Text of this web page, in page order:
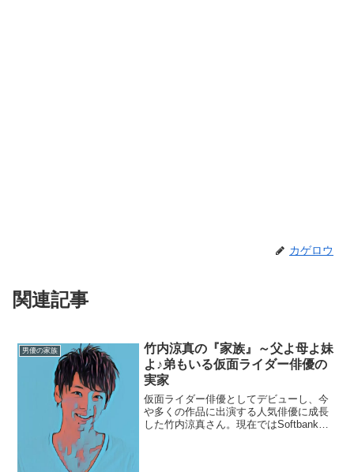
カゲロウ
関連記事
男優の家族
竹内涼真の『家族』～父よ母よ妹
よ♪弟もいる仮面ライダー俳優の
実家
仮面ライダー俳優としてデビューし、今
や多くの作品に出演する人気俳優に成長
した竹内涼真さん。現在ではSoftbankの